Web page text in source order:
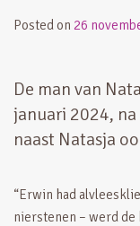
Posted on 26
De man van
januari 2024,
naast Natasja
“Erwin had
nierstenen – werd de